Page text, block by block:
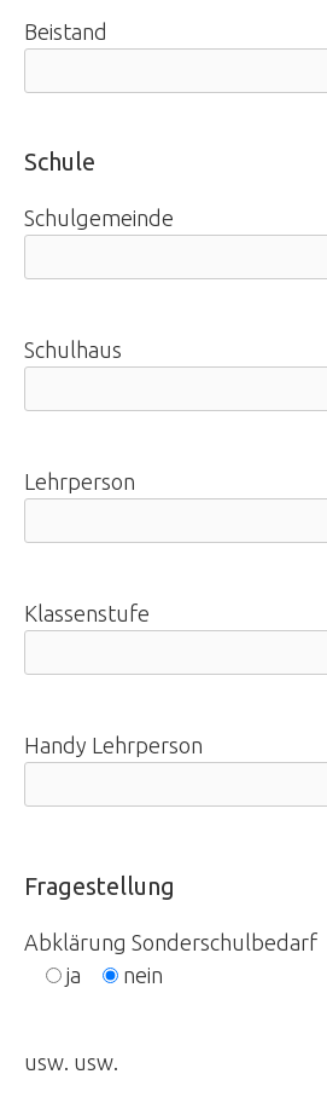
Beistand
Schule
Schulgemeinde
Schulhaus
Lehrperson
Klassenstufe
Handy Lehrperson
Fragestellung
Abklärung Sonderschulbedarf
ja
nein
usw. usw.